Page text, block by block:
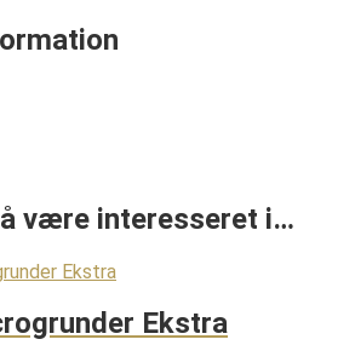
være interesseret i…
Ekstra